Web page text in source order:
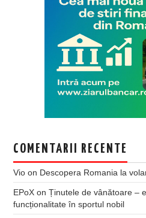
COMENTARII RECENTE
Vio on Descopera Romania la
EPoX onȚinutele de vânătoare –
funcționalitate în sportul nobil